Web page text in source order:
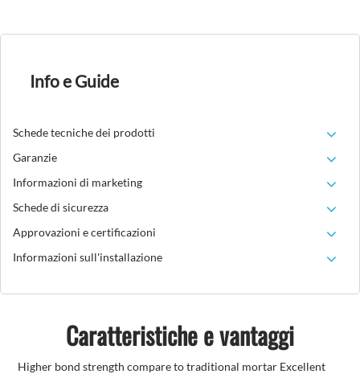
Info e Guide
Schede tecniche dei prodotti
Garanzie
Informazioni di marketing
Schede di sicurezza
Approvazioni e certificazioni
Informazioni sull'installazione
Caratteristiche e vantaggi
Higher bond strength compare to traditional mortar Excellent